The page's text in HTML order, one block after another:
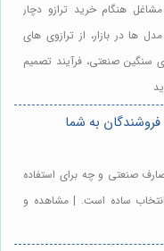
هنگام خرید ترازو دچار
ها در بازار، از ترازوی های
سنگین صنعتی، فرآیند تصمیم
که فروشندگان به شما
صنعتی و چه برای استفاده
ساده است. | مشاهده و